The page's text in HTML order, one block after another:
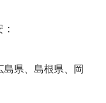
島県、島根県、岡